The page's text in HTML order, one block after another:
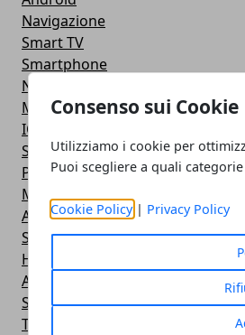
Consenso sui Cookie
Utilizziamo i cookie per
Puoi scegliere a quali
Cookie Policy| Privacy Policy
Navigazione
Smart TV
Smartphone
Notebook
Monitor
IOS
Smartwatch
Power Bank
Mouse e Tastiera
Apple
Stampante
Hardware
Android
Software
Tablet